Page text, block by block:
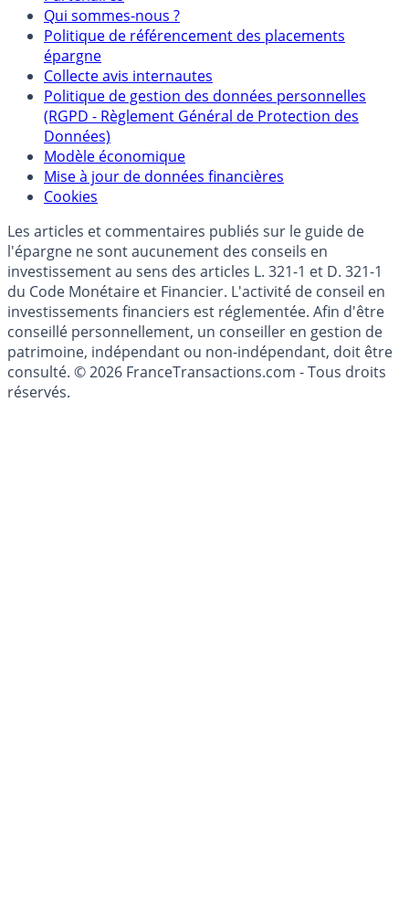
Mentions légales et Conditions d’utilisation
Partenaires
Qui sommes-nous ?
Politique de référencement des placements
épargne
Collecte avis internautes
Politique de gestion des données personnelles
(RGPD - Règlement Général de Protection des
Données)
Modèle économique
Cookies
Les articles et commentaires publiés sur le guide de
l'épargne ne sont aucunement des conseils en
investissement au sens des articles L. 321-1 et D. 321-1
du Code Monétaire et Financier. L'activité de conseil en
investissements financiers est réglementée. Afin d'être
conseillé personnellement, un conseiller en gestion de
patrimoine, indépendant ou non-indépendant, doit être